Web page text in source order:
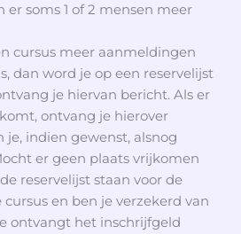
er soms 1 of 2 mensen meer
cursus meer aanmeldingen
dan word je op een reservelijst
je hiervan bericht. Als er
ontvang je hierover
je, indien gewenst, alsnog
er geen plaats vrijkomen
reservelijst staan voor de
en ben je verzekerd van
ontvangt het inschrijfgeld